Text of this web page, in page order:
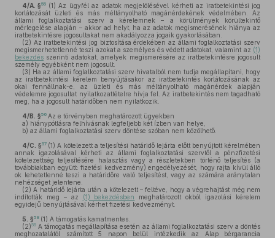
4/A. §55 (1) Az ügyfél az adatok megjelölésével kérheti az iratbetekintési jog
korlátozását üzleti és más méltányolható magánérdekének védelmében. Az
állami foglalkoztatási szerv a kérelemnek – a körülmények körültekintő
mérlegelése alapján – akkor ad helyt, ha az adatok megismerésének hiánya az
iratbetekintésre jogosultakat nem akadályozza jogaik gyakorlásában.
(2) Az iratbetekintési jog biztosítása érdekében az állami foglalkoztatási szerv
megismerhetetlenné teszi azokat a személyes és védett adatokat, valamint az (1)
bekezdés szerinti adatokat, amelyek megismerésére az iratbetekintésre jogosult
személy egyébként nem jogosult.
(3) Ha az állami foglalkoztatási szerv hivatalból nem tudja megállapítani, hogy
az iratbetekintési kérelem benyújtásakor az iratbetekintés korlátozásának az
okai fennállnak-e, az üzleti és más méltányolható magánérdek alapján
védelemre jogosultat nyilatkozattételre hívja fel. Az iratbetekintés nem tagadható
meg, ha a jogosult határidőben nem nyilatkozik.
4/B. §56 Az e törvényben meghatározott ügyekben
a) hiánypótlásra felhívásnak legfeljebb két ízben van helye,
b) az állami foglalkoztatási szerv döntése szóban nem közölhető.
4/C. §57 (1) A kötelezett a teljesítési határidő lejárta előtt benyújtott kérelmében
annak igazolásával kérheti az állami foglalkoztatási szervtől a pénzfizetési
kötelezettség teljesítésére halasztás vagy a részletekben történő teljesítés (a
továbbiakban együtt: fizetési kedvezmény) engedélyezését, hogy rajta kívül álló
ok lehetetlenné teszi a határidőre való teljesítést, vagy az számára aránytalan
nehézséget jelentene.
(2) A határidő lejárta után a kötelezett – feltéve, hogy a végrehajtást még nem
indították meg – az
(1) bekezdésben
meghatározott okból igazolási kérelem
egyidejű benyújtásával kérhet fizetési kedvezményt.
5. §58 (1) A támogatás kamatmentes.
(2)59 A támogatás megállapítása esetén az állami foglalkoztatási szerv a döntés
meghozatalától számított 5 napon belül intézkedik az Alap bérgarancia